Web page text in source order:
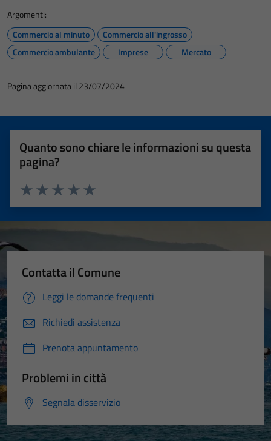
Argomenti:
Commercio al minuto
Commercio all'ingrosso
Commercio ambulante
Imprese Mercato
Pagina aggiornata il 23/07/2024
Quanto sono chiare le informazioni su questa
pagina?
Valuta 5 stelle su 5
Valuta 4 stelle su 5
Valuta 3 stelle su 5
Valuta 2 stelle su 5
Valuta 1 stelle su 5
Contatta il Comune
Leggi le domande frequenti
Richiedi assistenza
Prenota appuntamento
Problemi in città
Segnala disservizio